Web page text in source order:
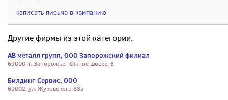
написать письмо в компанию
Другие фирмы из этой категории:
АВ металл групп, ООО Запорожский филиал
69000, г. Запорожье, Южное шоссе, 6
Билдинг-Сервис, ООО
69002, ул. Жуковского 68а